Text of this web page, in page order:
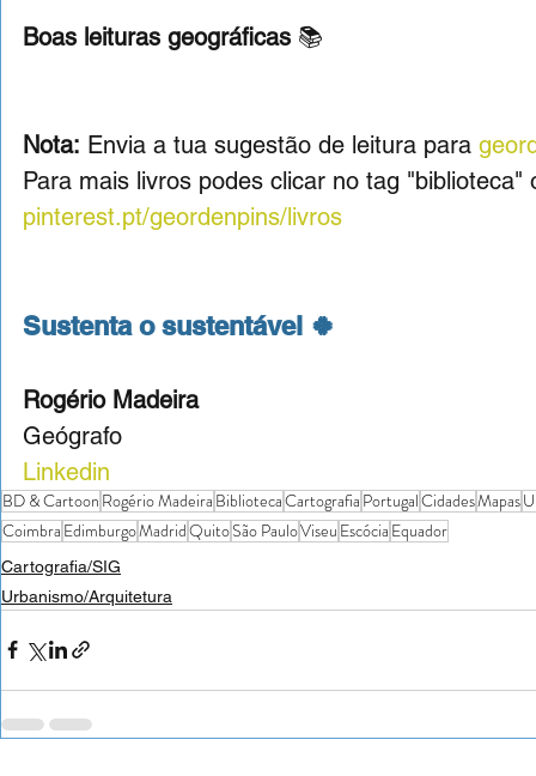
Boas leituras geográficas 📚
Nota: Envia a tua sugestão de leitura para
Para mais livros podes clicar no tag
pinterest.pt/geordenpins/livros
Sustenta o sustentável 🍀
Rogério Madeira
Geógrafo
Linkedin
BD & Cartoon Rogério Madeira BibliotecaCartografia PortugalCidadesMapas
Coimbra EdimburgoMadridQuitoSão PauloViseu Escócia Equador
Cartografia/SIG
Urbanismo/Arquitetura